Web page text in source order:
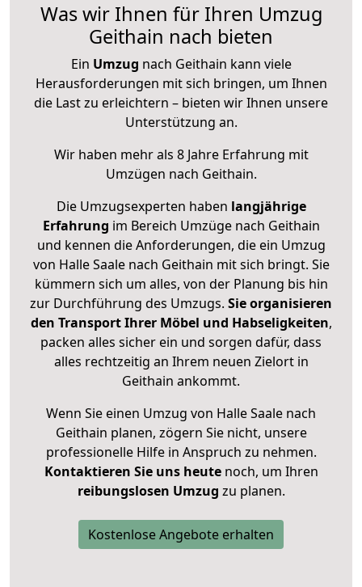
Was wir Ihnen für Ihren Umzug
Geithain nach bieten
Ein Umzug nach Geithain kann viele
Herausforderungen mit sich bringen, um Ihnen
die Last zu erleichtern – bieten wir Ihnen unsere
Unterstützung an.
Wir haben mehr als 8 Jahre Erfahrung mit
Umzügen nach Geithain.
Die Umzugsexperten haben langjährige
Erfahrung im Bereich Umzüge nach Geithain
und kennen die Anforderungen, die ein Umzug
von Halle Saale nach Geithain mit sich bringt. Sie
kümmern sich um alles, von der Planung bis hin
zur Durchführung des Umzugs. Sie organisieren
den Transport Ihrer Möbel und Habseligkeiten,
packen alles sicher ein und sorgen dafür, dass
alles rechtzeitig an Ihrem neuen Zielort in
Geithain ankommt.
Wenn Sie einen Umzug von Halle Saale nach
Geithain planen, zögern Sie nicht, unsere
professionelle Hilfe in Anspruch zu nehmen.
Kontaktieren Sie uns heutenoch, um Ihren
reibungslosen Umzug zu planen.
Kostenlose Angebote erhalten